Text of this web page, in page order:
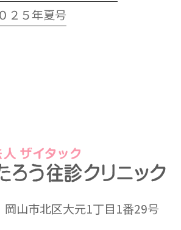
２５年夏号
山市北区大元1丁目1番29号